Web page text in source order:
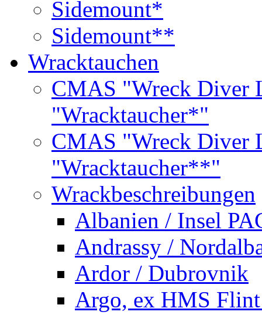
Sidemount*
Sidemount**
Wracktauchen
CMAS "Wreck Diver
"Wracktaucher*"
CMAS "Wreck Diver
"Wracktaucher**"
Wrackbeschreibungen
Albanien / Insel
Andrassy /
Ardor / Dubrovnik
Argo, ex HMS